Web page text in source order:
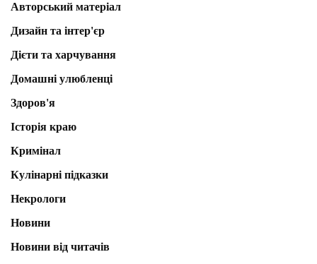
Авторський матеріал
Дизайн та інтер'єр
Дієти та харчування
Домашні улюбленці
Здоров'я
Історія краю
Кримінал
Кулінарні підказки
Некрологи
Новини
Новини від читачів